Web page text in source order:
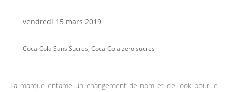
vendredi 15 mars 2019
Coca-Cola Sans Sucres, Coca-Cola zero sucres
La marque entame un changement de nom et de look pour le